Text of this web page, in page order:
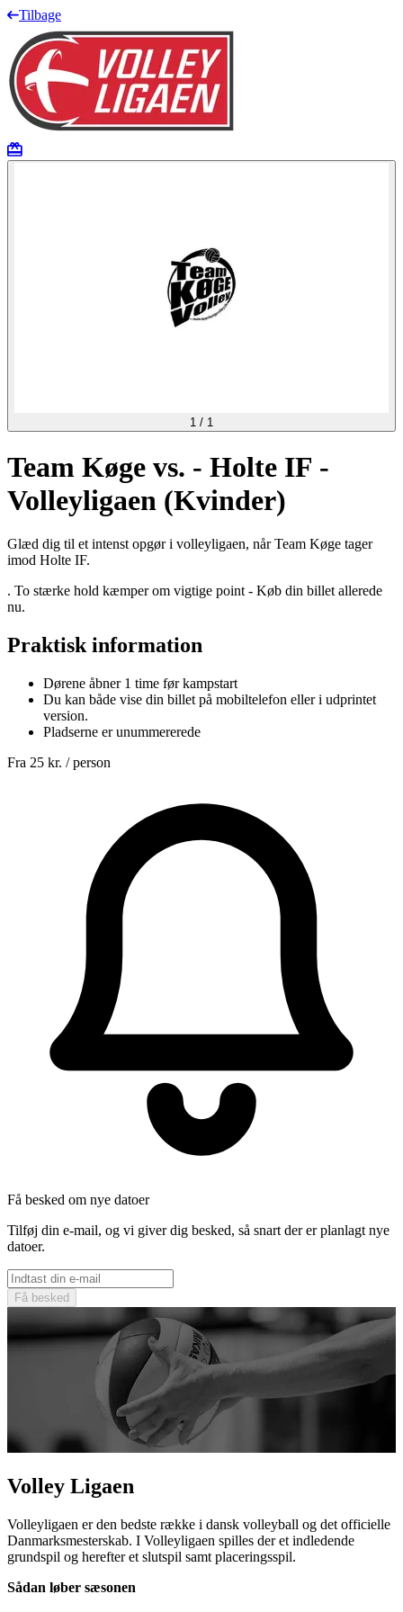
Tilbage
1 / 1
Team Køge vs. - Holte IF -
Volleyligaen (Kvinder)
Glæd dig til et intenst opgør i volleyligaen, når Team Køge tager
imod Holte IF.
. To stærke hold kæmper om vigtige point - Køb din billet allerede
nu.
Praktisk information
Dørene åbner 1 time før kampstart
Du kan både vise din billet på mobiltelefon eller i udprintet
version.
Pladserne er unummererede
Fra 25 kr. / person
Få besked om nye datoer
Tilføj din e-mail, og vi giver dig besked, så snart der er planlagt nye
datoer.
Få besked
Volley Ligaen
Volleyligaen er den bedste række i dansk volleyball og det officielle
Danmarksmesterskab. I Volleyligaen spilles der et indledende
grundspil og herefter et slutspil samt placeringsspil.
Sådan løber sæsonen